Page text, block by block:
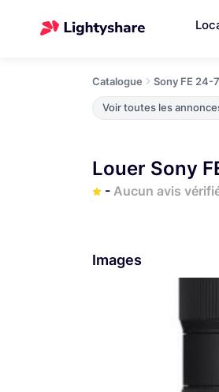
Catalogue Sony FE 24-
Voir toutes les
Louer Sony
- Aucun avis
Images